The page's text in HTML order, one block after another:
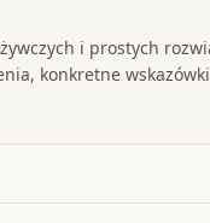
i prostych
konkretne